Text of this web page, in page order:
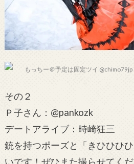
もっちー＠予定は固定ツイ @chimo79jp
その２
Ｐ子さん：@pankozk
デートアライブ：時崎狂三
銃を持つポーズと「きひひひ
いです！ぜひまた撮らせてく